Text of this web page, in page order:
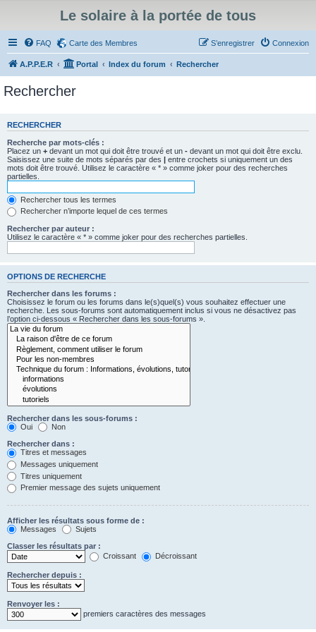
Le solaire à la portée de tous
FAQ Carte des Membres Connexion
S’enregistrer
A.P.P.E.R Portal Index du forum Rechercher
Rechercher
RECHERCHER
Recherche par mots-clés :
Placez un + devant un mot qui doit être trouvé et un - devant un mot qui doit être exclu.
Saisissez une suite de mots séparés par des | entre crochets si uniquement un des
mots doit être trouvé. Utilisez le caractère « * » comme joker pour des recherches
partielles.
Rechercher tous les termes
Rechercher n’importe lequel de ces termes
Rechercher par auteur :
Utilisez le caractère « * » comme joker pour des recherches partielles.
OPTIONS DE RECHERCHE
Rechercher dans les forums :
Choisissez le forum ou les forums dans le(s)quel(s) vous souhaitez effectuer une
recherche. Les sous-forums sont automatiquement inclus si vous ne désactivez pas
l’option ci-dessous « Rechercher dans les sous-forums ».
Rechercher dans les sous-forums :
Oui
Non
Rechercher dans :
Titres et messages
Messages uniquement
Titres uniquement
Premier message des sujets uniquement
Afficher les résultats sous forme de :
Messages
Sujets
Classer les résultats par :
Croissant
Décroissant
Rechercher depuis :
Renvoyer les :
premiers caractères des messages